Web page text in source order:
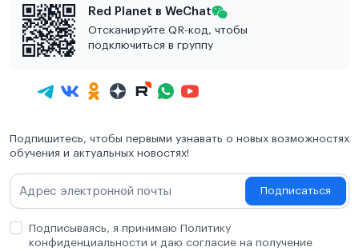
Red Planet в WeChat
Отсканируйте QR-код, чтобы
подключиться в группу
Подпишитесь, чтобы первыми узнавать о новых возможностях
обучения и актуальных новостях!
Подписаться
Подписываясь, я принимаю Политику
конфиденциальности и даю согласие на получение